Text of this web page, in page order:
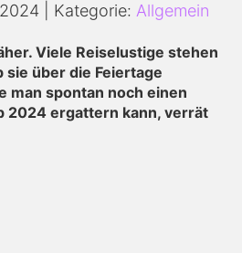
| Kategorie: Allgemein
Viele Reiselustige stehen
sie über die Feiertage
man spontan noch einen
2024 ergattern kann, verrät